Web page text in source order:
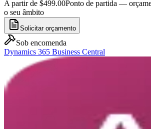
A partir de $499.00Ponto de partida —
o seu âmbito
Solicitar orçamento
Sob encomenda
Dynamics 365 Business Central